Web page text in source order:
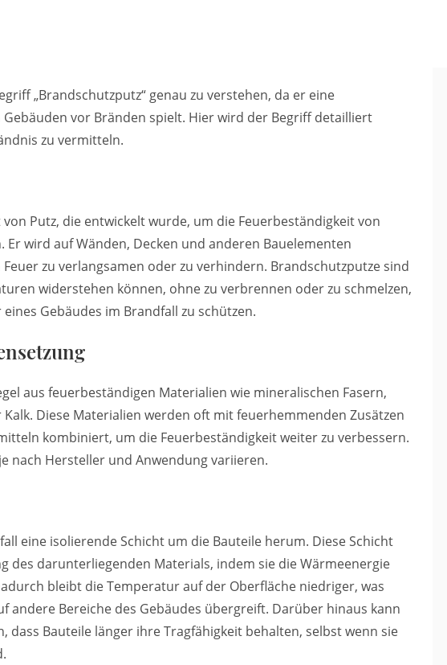
„Brandschutzputz“ genau zu verstehen, da er eine
vor Bränden spielt. Hier wird der Begriff detailliert
zu vermitteln.
Putz, die entwickelt wurde, um die Feuerbeständigkeit von
wird auf Wänden, Decken und anderen Bauelementen
zu verlangsamen oder zu verhindern. Brandschutzputze sind
widerstehen können, ohne zu verbrennen oder zu schmelzen,
Gebäudes im Brandfall zu schützen.
aus feuerbeständigen Materialien wie mineralischen Fasern,
Diese Materialien werden oft mit feuerhemmenden Zusätzen
kombiniert, um die Feuerbeständigkeit weiter zu verbessern.
nach Hersteller und Anwendung variieren.
eine isolierende Schicht um die Bauteile herum. Diese Schicht
des darunterliegenden Materials, indem sie die Wärmeenergie
bleibt die Temperatur auf der Oberfläche niedriger, was
andere Bereiche des Gebäudes übergreift. Darüber hinaus kann
dass Bauteile länger ihre Tragfähigkeit behalten, selbst wenn sie